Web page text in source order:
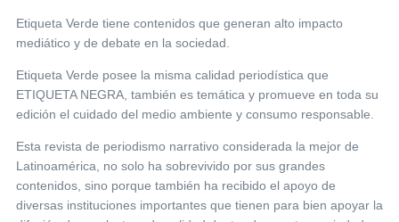
Etiqueta Verde tiene contenidos que generan alto impacto
mediático y de debate en la sociedad.
Etiqueta Verde posee la misma calidad periodística que
ETIQUETA NEGRA, también es temática y promueve en toda su
edición el cuidado del medio ambiente y consumo responsable.
Esta revista de periodismo narrativo considerada la mejor de
Latinoamérica, no solo ha sobrevivido por sus grandes
contenidos, sino porque también ha recibido el apoyo de
diversas instituciones importantes que tienen para bien apoyar la